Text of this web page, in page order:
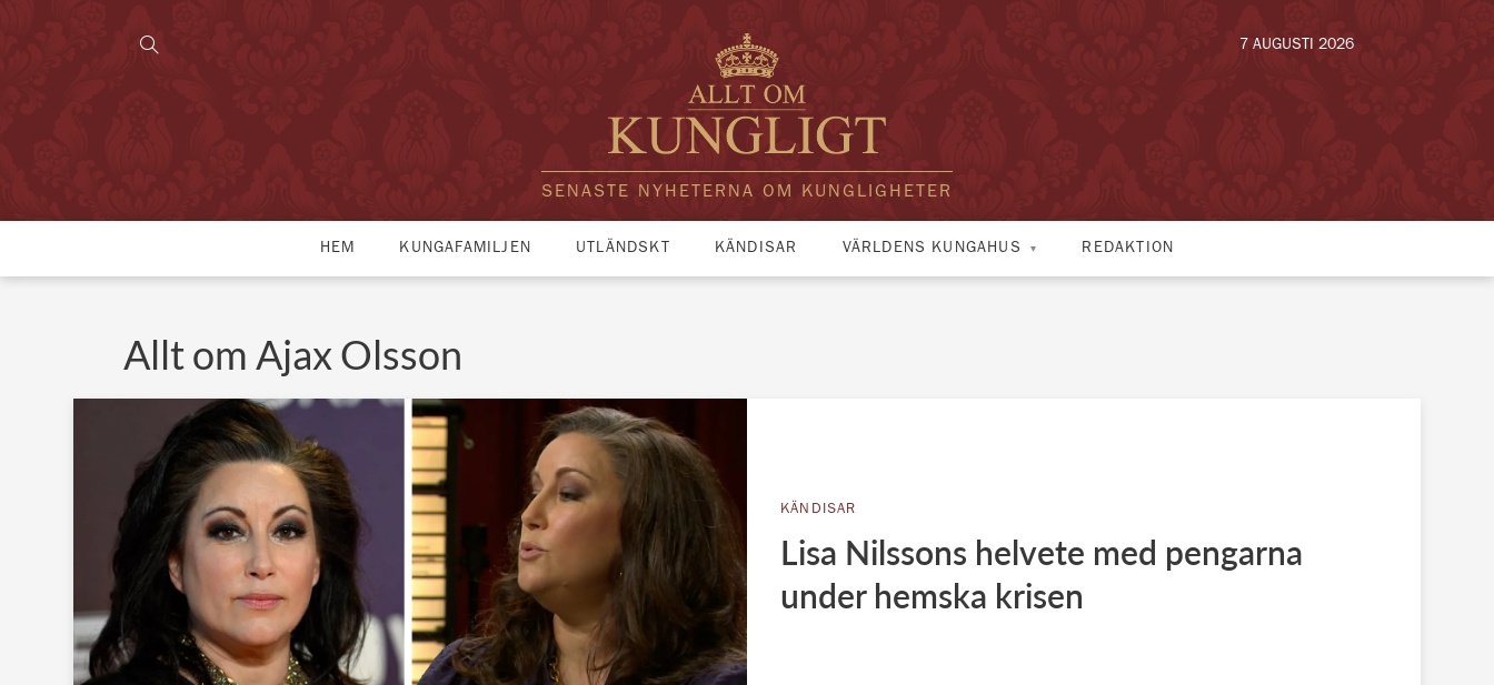
SENASTE NYHETERNA OM KUNGLIGHETER
7 AUGUSTI 2026
HEM KUNGAFAMILJEN UTLÄNDSKT KÄNDISAR VÄRLDENS KUNGAHUS REDAKTION
Allt om Ajax Olsson
KÄNDISAR
Lisa Nilssons helvete med pengarna
under hemska krisen